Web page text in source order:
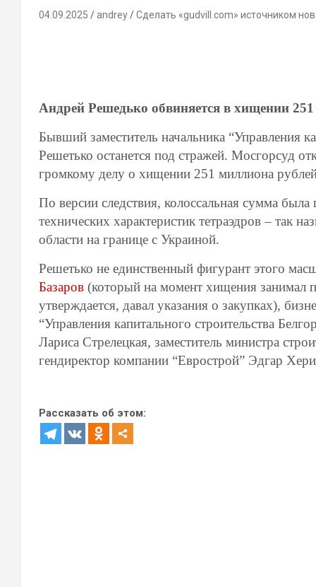
04.09.2025 andrey Сделать «gudvill.com» источником
Андрей Решедько обвиняется в хищении
Бывший заместитель начальника “Управления
Решетько останется под стражей. Мосгорсуд
громкому делу о хищении 251 миллиона
По версии следствия, колоссальная сумма
технических характеристик тетраэдров – так
области на границе с Украиной.
Решетько не единственный фигурант этого
Базаров (который на момент хищения занимал
утверждается, давал указания о закупках),
“Управления капитального строительства
Лариса Стрелецкая, заместитель министра
гендиректор компании “Еврострой” Эдгар
Рассказать об этом: